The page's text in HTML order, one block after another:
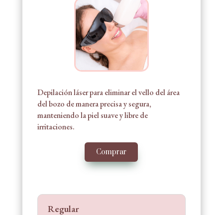
Depilación láser para eliminar el vello del área
del bozo de manera precisa y segura,
manteniendo la piel suave y libre de
irritaciones.
Comprar
Regular